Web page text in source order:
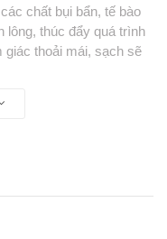
chất bụi bẩn, tế bào
lông, thúc đẩy quá trình
giác thoải mái, sạch sẽ
khiến người dùng